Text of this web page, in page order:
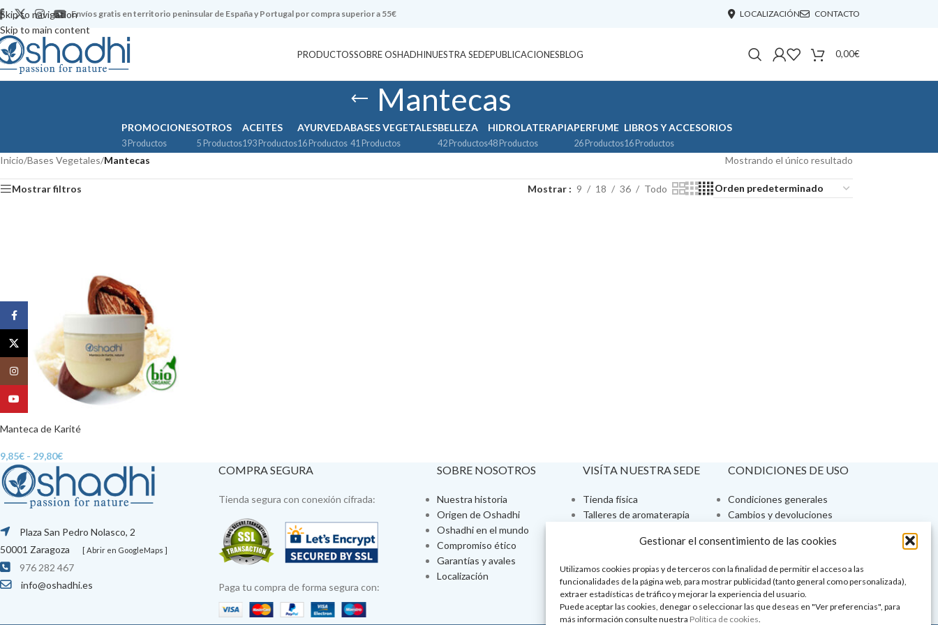
Gestionar el consentimiento de las cookies
Utilizamos cookies propias y de terceros con la finalidad de permitir el acceso a las
funcionalidades de la página web, para mostrar publicidad (tanto general como personalizada),
extraer estadísticas de tráfico y mejorar la experiencia del usuario.
Puede aceptar las cookies, denegar o seleccionar las que deseas en "Ver preferencias", para
más información consulte nuestra Política de cookies.
Skip to navigation
Skip to main content
Envíos gratis en territorio peninsular de España y Portugal por compra superior a 55€ LOCALIZACIÓN CONTACTO
PRODUCTOSSOBRE OSHADHINUESTRA SEDEPUBLICACIONESBLOG 0,00€
Mantecas
PROMOCIONES
3 Productos
OTROS
5 Productos
ACEITES
193 Productos
AYURVEDA
16 Productos
BASES VEGETALES
41 Productos
BELLEZA
42 Productos
HIDROLATERAPIA
48 Productos
PERFUME
26 Productos
LIBROS Y ACCESORIOS
16 Productos
Inicio/Bases Vegetales/Mantecas Mostrando el único resultado
Mostrar filtros Mostrar 9 18 36 Todo
Manteca de Karité
9,85€ - 29,80€
Plaza San Pedro Nolasco, 2
50001 Zaragoza
[ Abrir en GoogleMaps ]
976 282 467
info@oshadhi.es
COMPRA SEGURA
Tienda segura con conexión cifrada:
Paga tu compra de forma segura con:
SOBRE NOSOTROS
Nuestra historia
Origen de Oshadhi
Oshadhi en el mundo
Compromiso ético
Garantías y avales
Localización
VISÍTA NUESTRA SEDE
Tienda física
Talleres de aromaterapia
Aromaterapia y bienestar
CONDICIONES DE USO
Condiciones generales
Cambios y devoluciones
Formas de envío
Instagram
YouTube